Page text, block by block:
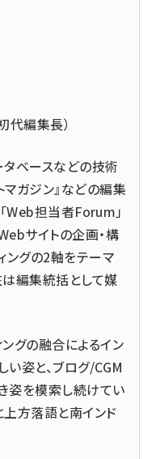
編集長）
タベースなどの技術
ガジン』などの編集
Web担当者Forum」
サイトの企画・構
ングの2軸をテーマ
は編集統括として媒
グの融合によるイン
姿と、ブログ/CGM
姿を模索し続けてい
上方落語と南インド